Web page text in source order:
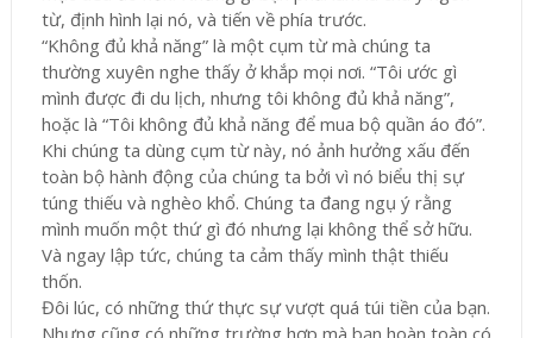
từ, định hình lại nó, và tiến về phía trước.
“Không đủ khả năng” là một cụm từ mà chúng ta
thường xuyên nghe thấy ở khắp mọi nơi. “Tôi ước gì
mình được đi du lịch, nhưng tôi không đủ khả năng”,
hoặc là “Tôi không đủ khả năng để mua bộ quần áo đó”.
Khi chúng ta dùng cụm từ này, nó ảnh hưởng xấu đến
toàn bộ hành động của chúng ta bởi vì nó biểu thị sự
túng thiếu và nghèo khổ. Chúng ta đang ngụ ý rằng
mình muốn một thứ gì đó nhưng lại không thể sở hữu.
Và ngay lập tức, chúng ta cảm thấy mình thật thiếu
thốn.
Đôi lúc, có những thứ thực sự vượt quá túi tiền của bạn.